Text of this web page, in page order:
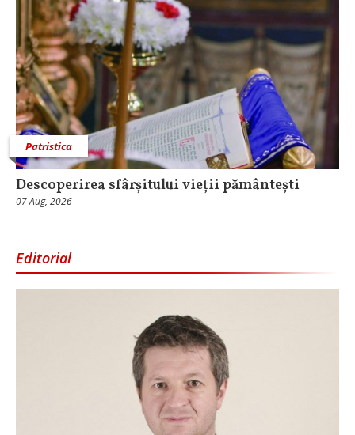
Patristica
Descoperirea sfârșitului vieții pământești
07 Aug, 2026
Editorial